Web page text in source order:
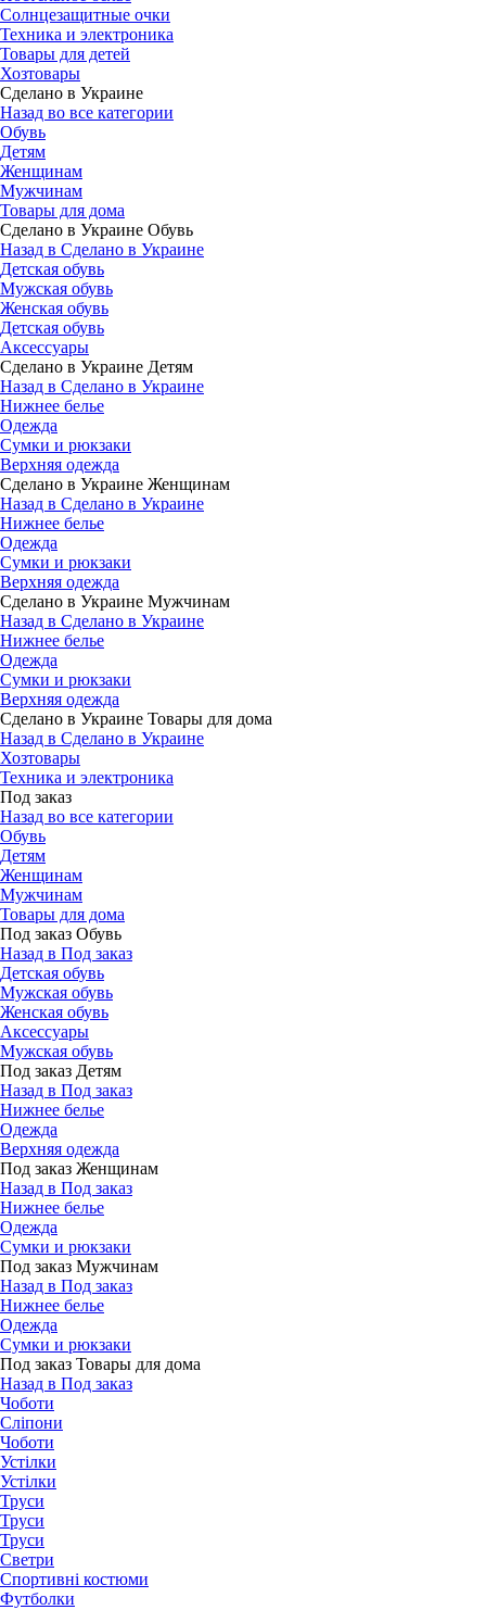
Солнцезащитные очки
Техника и электроника
Товары для детей
Хозтовары
Сделано в Украине
Назад во все категории
Обувь
Детям
Женщинам
Мужчинам
Товары для дома
Сделано в Украине Обувь
Назад в Сделано в Украине
Детская обувь
Мужская обувь
Женская обувь
Детская обувь
Аксессуары
Сделано в Украине Детям
Назад в Сделано в Украине
Нижнее белье
Одежда
Сумки и рюкзаки
Верхняя одежда
Сделано в Украине Женщинам
Назад в Сделано в Украине
Нижнее белье
Одежда
Сумки и рюкзаки
Верхняя одежда
Сделано в Украине Мужчинам
Назад в Сделано в Украине
Нижнее белье
Одежда
Сумки и рюкзаки
Верхняя одежда
Сделано в Украине Товары для дома
Назад в Сделано в Украине
Хозтовары
Техника и электроника
Под заказ
Назад во все категории
Обувь
Детям
Женщинам
Мужчинам
Товары для дома
Под заказ Обувь
Назад в Под заказ
Детская обувь
Мужская обувь
Женская обувь
Аксессуары
Мужская обувь
Под заказ Детям
Назад в Под заказ
Нижнее белье
Одежда
Верхняя одежда
Под заказ Женщинам
Назад в Под заказ
Нижнее белье
Одежда
Сумки и рюкзаки
Под заказ Мужчинам
Назад в Под заказ
Нижнее белье
Одежда
Сумки и рюкзаки
Под заказ Товары для дома
Назад в Под заказ
Чоботи
Сліпони
Чоботи
Устілки
Устілки
Труси
Труси
Труси
Светри
Спортивні костюми
Футболки